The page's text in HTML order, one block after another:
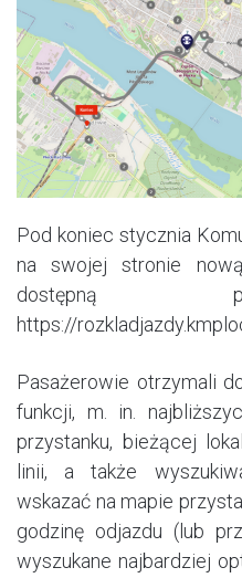
Pod koniec stycznia
na swojej stronie
dostępną
https://
Pasażerowie otrzymali
funkcji, m. in.
przystanku, bieżącej
linii, a także
wskazać na mapie
godzinę odjazdu (lub
wyszukane najbardziej